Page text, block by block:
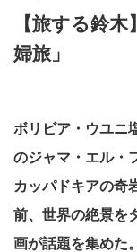
【旅する鈴
婦旅」
ボリビア・ウユニ
のジャマ・エル・
カッパドキアの
前、世界の絶景を
画が話題を集めた